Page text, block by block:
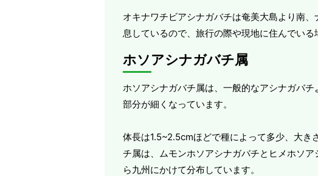
オキナワチビアシナガバチは奄美大島より南
息しているので、旅行の際や現地に住んでいる
ホソアシナガバチ属
ホソアシナガバチ属は、一般的なアシナガバ
部分が細くなっています。
体長は1.5~2.5cmほどで種によって多少、大
チ属は、ムモンホソアシナガバチとヒメホソ
ら九州にかけて分布しています。